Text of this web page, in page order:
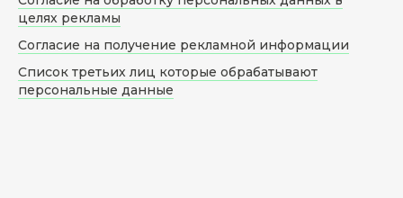
целях рекламы
Согласие на получение рекламной информации
Список третьих лиц которые обрабатывают
персональные данные